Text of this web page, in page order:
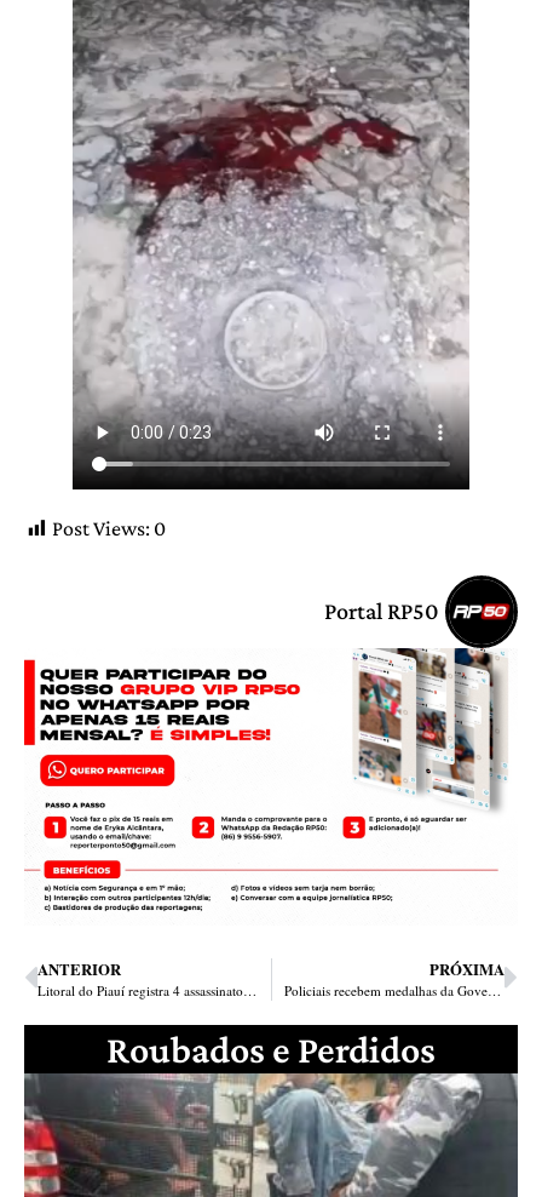
Post Views: 0
Portal RP50
ANTERIOR
Litoral do Piauí registra 4 assassinatos, 2 baleados e um arrastão em menos de 24h
PRÓXIMA
Policiais recebem medalhas da Governadora no Dia de Tiradentes, patrono da PM no Brasil
Roubados e Perdidos